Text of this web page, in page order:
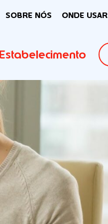
SOBRE NÓS ONDE USAR